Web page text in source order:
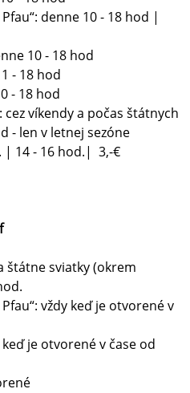
denne 10 - 18 hod |
10 - 18 hod
- 18 hod
- 18 hod
víkendy a počas štátnych
- len v letnej sezóne
| 14 - 16 hod.| 3,-€
štátne sviatky (okrem
vždy keď je otvorené v
je otvorené v čase od